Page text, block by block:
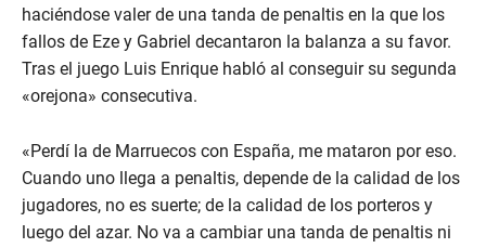
haciéndose valer de una tanda de penaltis en la que los
fallos de Eze y Gabriel decantaron la balanza a su favor.
Tras el juego Luis Enrique habló al conseguir su segunda
«orejona» consecutiva.
«Perdí la de Marruecos con España, me mataron por eso.
Cuando uno llega a penaltis, depende de la calidad de los
jugadores, no es suerte; de la calidad de los porteros y
luego del azar. No va a cambiar una tanda de penaltis ni